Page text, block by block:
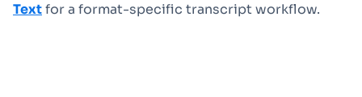
Textfor a format-specific transcript workflow.